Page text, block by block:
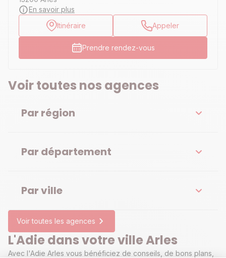
En savoir plus
Itinéraire
Appeler
Prendre rendez-vous
Voir toutes nos agences
Par région
Par département
Par ville
Voir toutes les agences
L'Adie dans votre ville Arles
Avec l'Adie Arles vous bénéficiez de conseils, de bons plans,